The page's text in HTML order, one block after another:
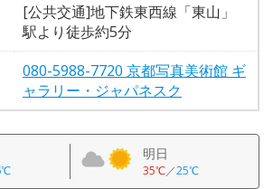
[公共交通]地下鉄東西線「東山」
駅より徒歩約5分
080-5988-7720 京都写真美術館 ギ
ャラリー・ジャパネスク
明日
35℃／25℃